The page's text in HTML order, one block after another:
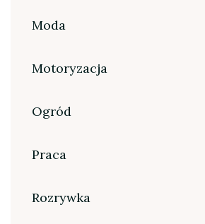
Moda
Motoryzacja
Ogród
Praca
Rozrywka